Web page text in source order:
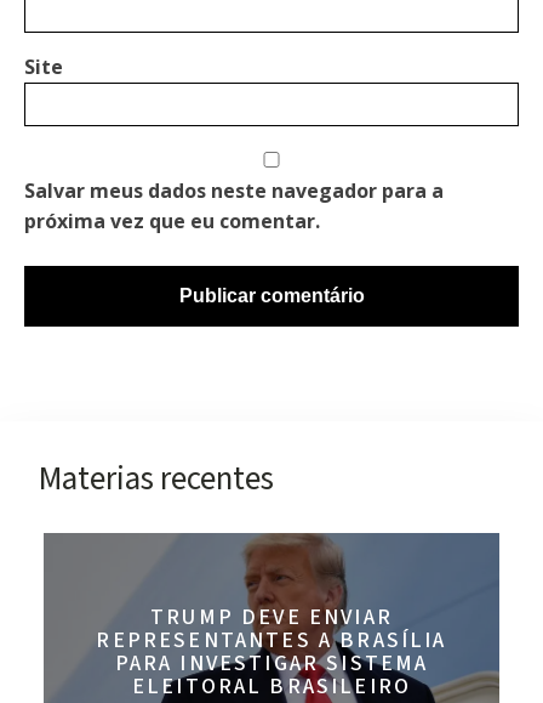
Site
Salvar meus dados neste navegador para a
próxima vez que eu comentar.
Materias recentes
TRUMP DEVE ENVIAR
REPRESENTANTES A BRASÍLIA
PARA INVESTIGAR SISTEMA
ELEITORAL BRASILEIRO